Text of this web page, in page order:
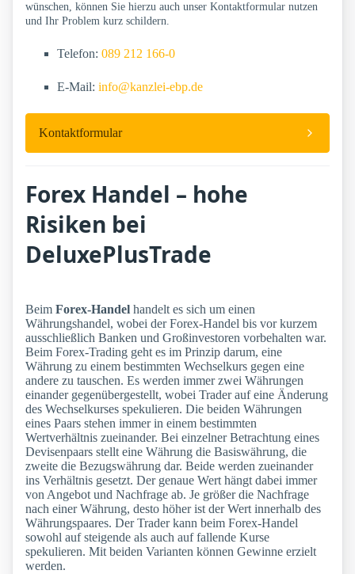
wünschen, können Sie hierzu auch unser Kontaktformular nutzen
und Ihr Problem kurz schildern.
Telefon: 089 212 166-0
E-Mail: info@kanzlei-ebp.de
Kontaktformular
Forex Handel – hohe
Risiken bei
DeluxePlusTrade
Beim Forex-Handel handelt es sich um einen
Währungshandel, wobei der Forex-Handel bis vor kurzem
ausschließlich Banken und Großinvestoren vorbehalten war.
Beim Forex-Trading geht es im Prinzip darum, eine
Währung zu einem bestimmten Wechselkurs gegen eine
andere zu tauschen. Es werden immer zwei Währungen
einander gegenübergestellt, wobei Trader auf eine Änderung
des Wechselkurses spekulieren. Die beiden Währungen
eines Paars stehen immer in einem bestimmten
Wertverhältnis zueinander. Bei einzelner Betrachtung eines
Devisenpaars stellt eine Währung die Basiswährung, die
zweite die Bezugswährung dar. Beide werden zueinander
ins Verhältnis gesetzt. Der genaue Wert hängt dabei immer
von Angebot und Nachfrage ab. Je größer die Nachfrage
nach einer Währung, desto höher ist der Wert innerhalb des
Währungspaares. Der Trader kann beim Forex-Handel
sowohl auf steigende als auch auf fallende Kurse
spekulieren. Mit beiden Varianten können Gewinne erzielt
werden.